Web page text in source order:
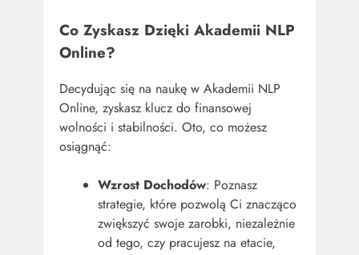
Co Zyskasz Dzięki Akademii NLP
Online?
Decydując się na naukę w Akademii NLP
Online, zyskasz klucz do finansowej
wolności i stabilności. Oto, co możesz
osiągnąć:
Wzrost Dochodów: Poznasz
strategie, które pozwolą Ci znacząco
zwiększyć swoje zarobki, niezależnie
od tego, czy pracujesz na etacie,